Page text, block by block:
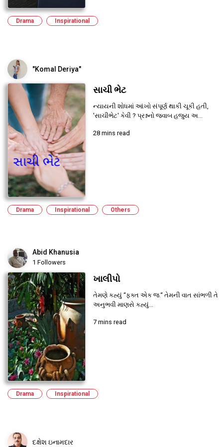
Drama Inspirational
"Komal Deriya"
સાચી ભેટ
ન્યાયની શોધમાં આંખો સંપૂર્ણ થાકી ચૂકી હતી,
'સાચીભેટ' કેવી ? પ્રશ્નનો જવાબ હજુય અ...
28 mins read
Drama Inspirational Others
Abid Khanusia
1 Followers
ખાલીપો
તેમણે કહ્યું “ફક્ત એક જ.“ તેમની વાત સાંભળી તે
અનુભવી માણસે કહ્યું...
7 mins read
Drama Inspirational
દક્ષેશ ઇનામદાર